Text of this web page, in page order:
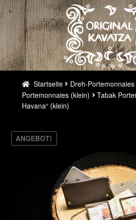
Zur
Navigation
springen
Zum
Inhalt
springen
Startseite
Über uns
Galerie
Weltweit
Startseite Dreh-Portemonnaies
Portemonnaies (klein)
Tabak
Havana“ (klein)
ANGEBOT!